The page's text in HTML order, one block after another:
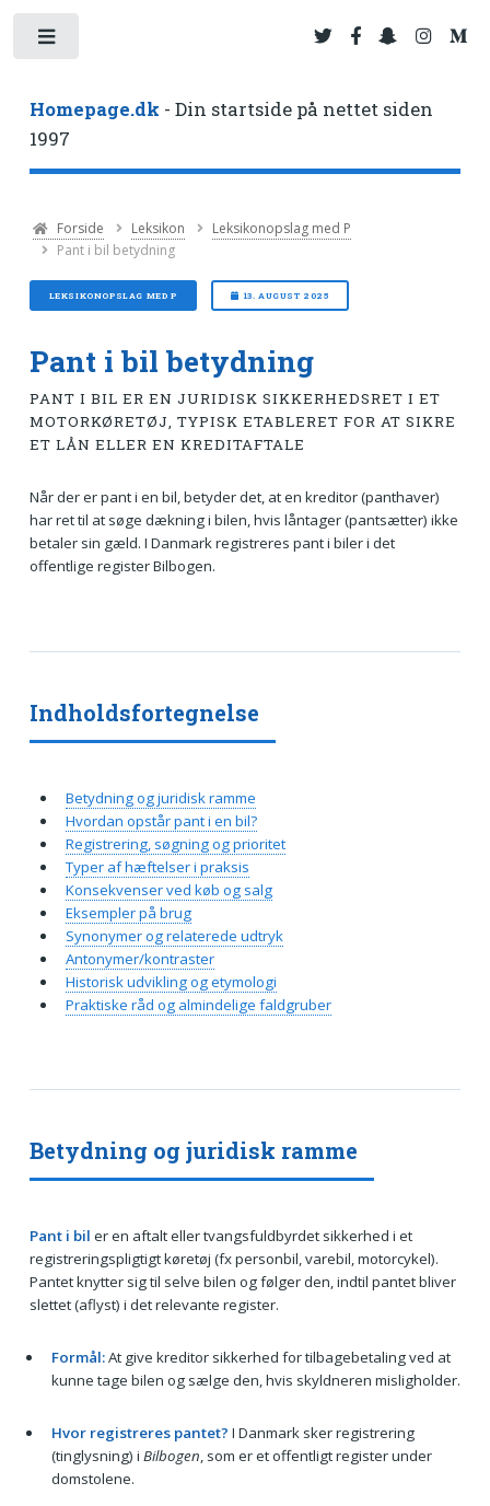
Homepage.dk - Din startside på nettet siden
1997
Forside Leksikon
Leksikonopslag med P
Pant i bil betydning
LEKSIKONOPSLAG MED P 13. AUGUST 2025
Pant i bil betydning
PANT I BIL ER EN JURIDISK SIKKERHEDSRET I ET
MOTORKØRETØJ, TYPISK ETABLERET FOR AT SIKRE
ET LÅN ELLER EN KREDITAFTALE
Når der er pant i en bil, betyder det, at en kreditor (panthaver)
har ret til at søge dækning i bilen, hvis låntager (pantsætter) ikke
betaler sin gæld. I Danmark registreres pant i biler i det
offentlige register Bilbogen.
Betydning og juridisk ramme
Pant i bil er en aftalt eller tvangsfuldbyrdet sikkerhed i et
registreringspligtigt køretøj (fx personbil, varebil, motorcykel).
Pantet knytter sig til selve bilen og følger den, indtil pantet bliver
slettet (aflyst) i det relevante register.
Formål:At give kreditor sikkerhed for tilbagebetaling ved at
kunne tage bilen og sælge den, hvis skyldneren misligholder.
Hvor registreres pantet? I Danmark sker registrering
(tinglysning) i Bilbogen , som er et offentligt register under
domstolene.
Indholdsfortegnelse
Betydning og juridisk ramme
Hvordan opstår pant i en bil?
Registrering, søgning og prioritet
Typer af hæftelser i praksis
Konsekvenser ved køb og salg
Eksempler på brug
Synonymer og relaterede udtryk
Antonymer/kontraster
Historisk udvikling og etymologi
Praktiske råd og almindelige faldgruber